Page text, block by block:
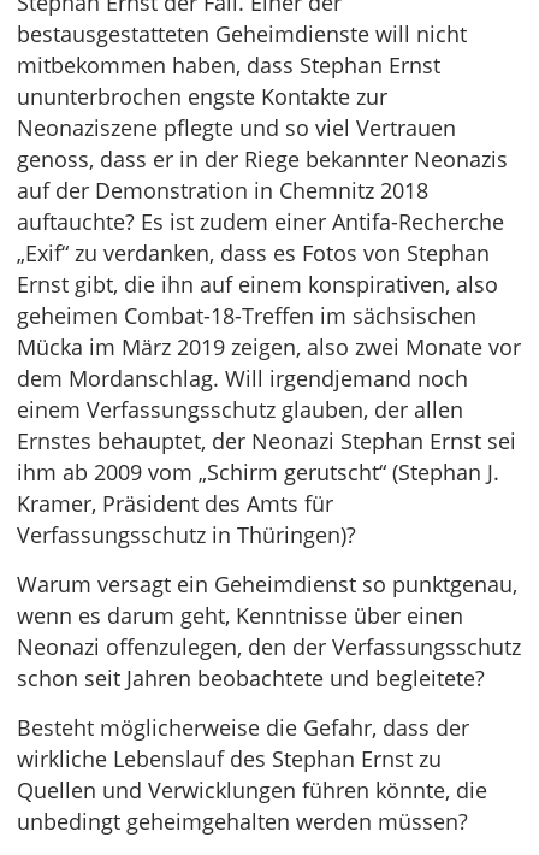
bestausgestatteten Geheimdienste will nicht
mitbekommen haben, dass Stephan Ernst
ununterbrochen engste Kontakte zur
Neonaziszene pflegte und so viel Vertrauen
genoss, dass er in der Riege bekannter Neonazis
auf der Demonstration in Chemnitz 2018
auftauchte? Es ist zudem einer Antifa-Recherche
„Exif“ zu verdanken, dass es Fotos von Stephan
Ernst gibt, die ihn auf einem konspirativen, also
geheimen Combat-18-Treffen im sächsischen
Mücka im März 2019 zeigen, also zwei Monate vor
dem Mordanschlag. Will irgendjemand noch
einem Verfassungsschutz glauben, der allen
Ernstes behauptet, der Neonazi Stephan Ernst sei
ihm ab 2009 vom „Schirm gerutscht“ (Stephan J.
Kramer, Präsident des Amts für
Verfassungsschutz in Thüringen)?
Warum versagt ein Geheimdienst so punktgenau,
wenn es darum geht, Kenntnisse über einen
Neonazi offenzulegen, den der Verfassungsschutz
schon seit Jahren beobachtete und begleitete?
Besteht möglicherweise die Gefahr, dass der
wirkliche Lebenslauf des Stephan Ernst zu
Quellen und Verwicklungen führen könnte, die
unbedingt geheimgehalten werden müssen?